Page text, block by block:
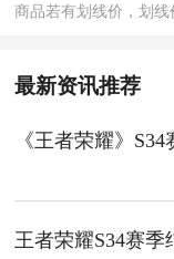
商品若有划线价，划
最新资讯推荐
《王者荣耀》
王者荣耀S34赛季